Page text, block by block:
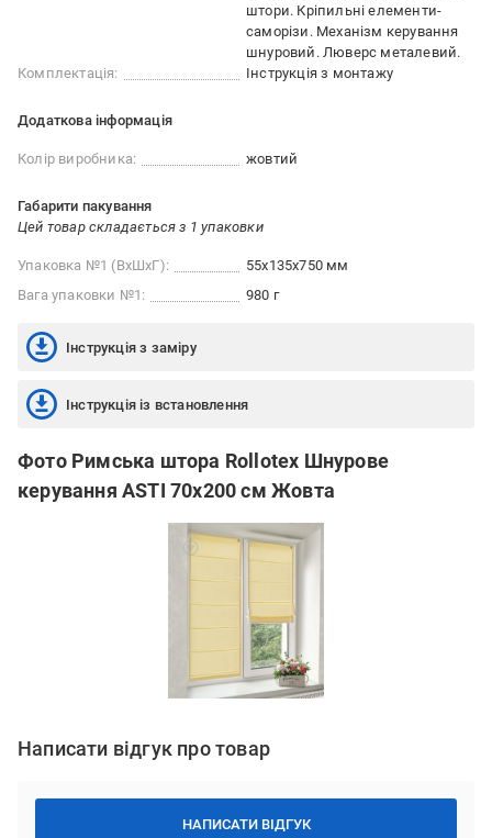
Комплектація:
штори. Кріпильні елементи-
саморізи. Механізм керування
шнуровий. Люверс металевий.
Інструкція з монтажу
Додаткова інформація
Колір виробника: жовтий
Габарити пакування
Цей товар складається з 1 упаковки
Упаковка №1 (ВхШхГ):
55x135x750 мм
Вага упаковки №1:
980 г
Інструкція з заміру
Інструкція із встановлення
Фото Римська штора Rollotex Шнурове
керування ASTI 70x200 см Жовта
Написати відгук про товар
НАПИСАТИ ВІДГУК